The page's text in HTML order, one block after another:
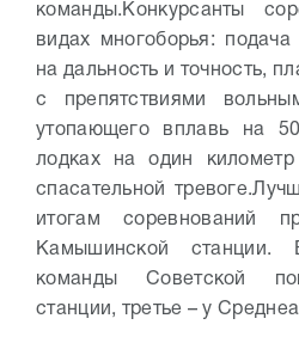
команды. Конкурсанты
видах многоборья: подача
на дальность и точность,
с препятствиями
утопающего вплавь на
лодках на один
спасательной тревоге.
итогам соревнований
Камышинской
команды Советской
станции, третье – у